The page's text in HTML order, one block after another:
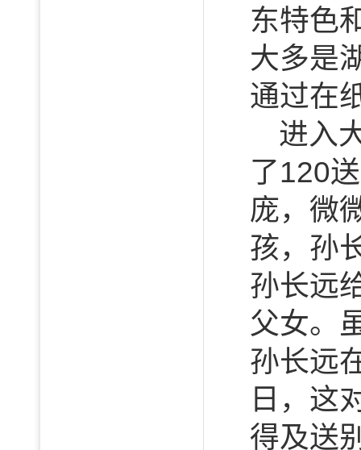
东特色
大多是
通过在
进入
了120
庞，微
孩，孙
孙长远
父女。
孙长远
日，这
得及送